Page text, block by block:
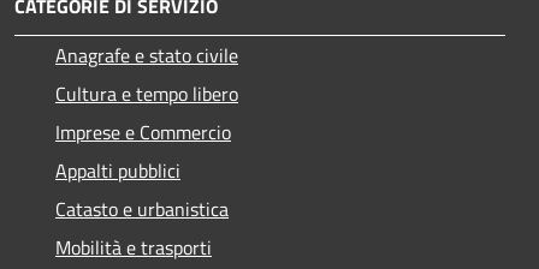
Anagrafe e stato civile
Cultura e tempo libero
Imprese e Commercio
Appalti pubblici
Catasto e urbanistica
Mobilità e trasporti